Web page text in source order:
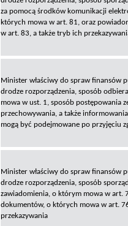
za pomocą środków komunikacji
których mowa w art. 81, oraz
w art. 83, a także tryb ich
Minister właściwy do spraw finansów
drodze rozporządzenia, sposób
mowa w ust. 1, sposób postępowania
przechowywania, a także
mogą być podejmowane po przyjęciu
Minister właściwy do spraw finansów
drodze rozporządzenia, sposób
zawiadomienia, o którym mowa w art.
dokumentów, o których mowa w art.
przekazywania